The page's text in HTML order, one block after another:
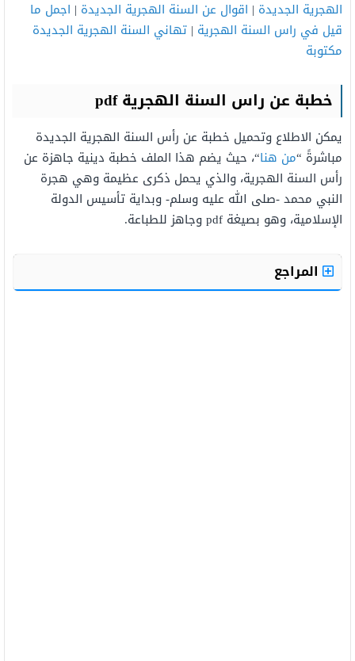
الهجرية الجديدة | اقوال عن السنة الهجرية الجديدة | اجمل ما
قيل في راس السنة الهجرية | تهاني السنة الهجرية الجديدة
مكتوبة
خطبة عن راس السنة الهجريةpdf
يمكن الاطلاع وتحميل خطبة عن رأس السنة الهجرية الجديدة
مباشرةً “من هنا“، حيث يضم هذا الملف خطبة دينية جاهزة عن
رأس السنة الهجرية، والذي يحمل ذكرى عظيمة وهي هجرة
النبي محمد -صلى الله عليه وسلم- وبداية تأسيس الدولة
الإسلامية، وهو بصيغة pdf وجاهز للطباعة.
المراجع